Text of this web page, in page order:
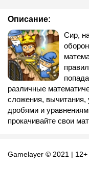
Описание:
Сир,
различные
сложения, вычитания,
дробями и
прокачивайте свои
Gamelayer © 2021 | 12+